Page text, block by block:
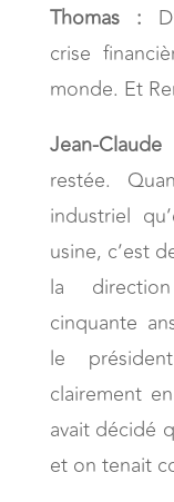
Thomas :
crise
monde. Et
Jean-
restée.
industriel
usine, c’est
la
cinquante
le
clairement
avait décidé
et on tenait